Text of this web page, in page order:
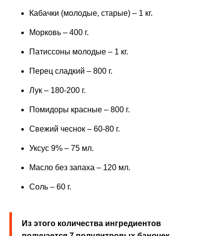
Кабачки (молодые, старые) – 1 кг.
Морковь – 400 г.
Патиссоны молодые – 1 кг.
Перец сладкий – 800 г.
Лук – 180-200 г.
Помидоры красные – 800 г.
Свежий чеснок – 60-80 г.
Уксус 9% – 75 мл.
Масло без запаха – 120 мл.
Соль – 60 г.
Из этого количества ингредиентов